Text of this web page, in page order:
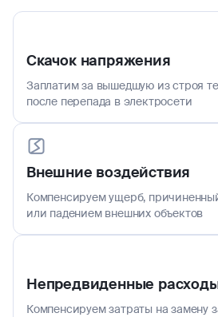
Скачок напряжения
Заплатим за вышедшую из строя
после перепада в электросети
Внешние воздействия
Компенсируем ущерб,
или падением внешних объектов
Непредвиденные
Компенсируем затраты на замену